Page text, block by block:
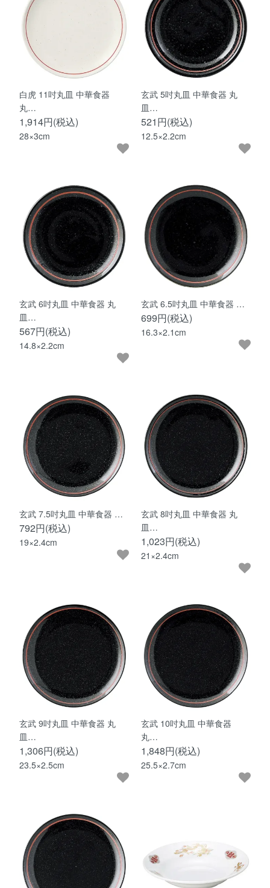
白虎 11吋丸皿 中華食器
丸…
1,914円(税込)
28×3cm
玄武 5吋丸皿 中華食器 丸
皿…
521円(税込)
12.5×2.2cm
玄武 6吋丸皿 中華食器 丸
皿…
567円(税込)
14.8×2.2cm
玄武 6.5吋丸皿 中華食器 …
699円(税込)
16.3×2.1cm
玄武 7.5吋丸皿 中華食器 …
792円(税込)
19×2.4cm
玄武 8吋丸皿 中華食器 丸
皿…
1,023円(税込)
21×2.4cm
玄武 9吋丸皿 中華食器 丸
皿…
1,306円(税込)
23.5×2.5cm
玄武 10吋丸皿 中華食器
丸…
1,848円(税込)
25.5×2.7cm